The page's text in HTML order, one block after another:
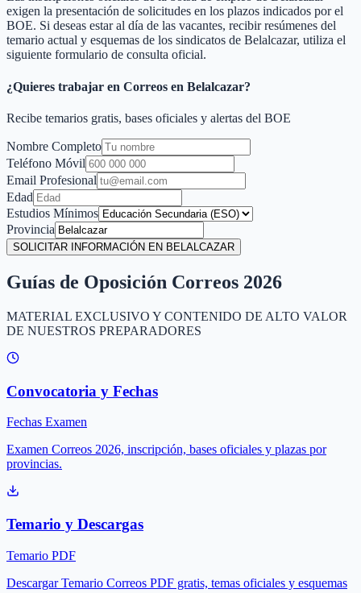
exigen la presentación de solicitudes en los plazos indicados por el
BOE. Si deseas estar al día de las vacantes, recibir resúmenes del
temario actual y esquemas de los sindicatos de Belalcazar, utiliza el
siguiente formulario de consulta oficial.
¿Quieres trabajar en Correos en Belalcazar?
Recibe temarios gratis, bases oficiales y alertas del BOE
Nombre Completo
Teléfono Móvil
Email Profesional
Edad
Estudios Mínimos
Provincia
SOLICITAR INFORMACIÓN EN BELALCAZAR
Guías de Oposición Correos 2026
MATERIAL EXCLUSIVO Y CONTENIDO DE ALTO VALOR
DE NUESTROS PREPARADORES
Convocatoria y Fechas
Fechas Examen
Examen Correos 2026, inscripción, bases oficiales y plazas por
provincias.
Temario y Descargas
Temario PDF
Descargar Temario Correos PDF gratis, temas oficiales y esquemas